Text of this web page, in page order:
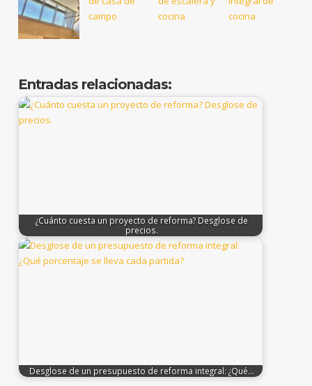
Entradas relacionadas:
¿Cuánto cuesta un proyecto de reforma? Desglose de
precios.
Desglose de un presupuesto de reforma integral: ¿Qué…